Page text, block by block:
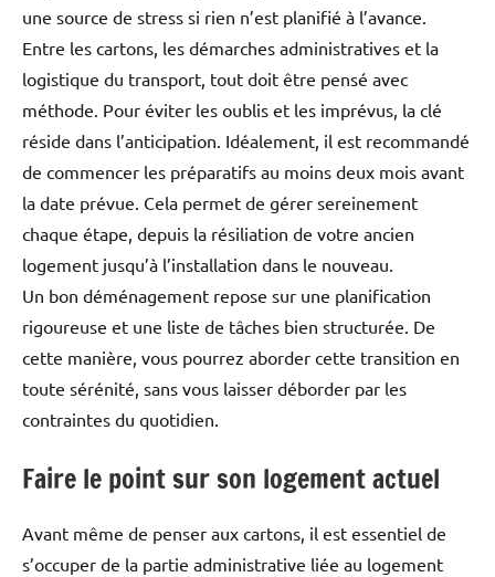
une source de stress si rien n’est planifié à l’avance.
Entre les cartons, les démarches administratives et la
logistique du transport, tout doit être pensé avec
méthode. Pour éviter les oublis et les imprévus, la clé
réside dans l’anticipation. Idéalement, il est recommandé
de commencer les préparatifs au moins deux mois avant
la date prévue. Cela permet de gérer sereinement
chaque étape, depuis la résiliation de votre ancien
logement jusqu’à l’installation dans le nouveau.
Un bon déménagement repose sur une planification
rigoureuse et une liste de tâches bien structurée. De
cette manière, vous pourrez aborder cette transition en
toute sérénité, sans vous laisser déborder par les
contraintes du quotidien.
Faire le point sur son logement actuel
Avant même de penser aux cartons, il est essentiel de
s’occuper de la partie administrative liée au logement